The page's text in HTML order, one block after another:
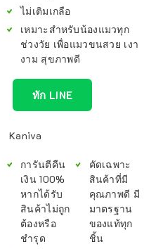
ไม่เติมเกลือ
เหมาะสำหรับน้องแมวทุก
ช่วงวัย เพื่อแมวขนสวย เงา
งาม สุขภาพดี
ทัก LINE
Kaniva
การันตีคืน
เงิน 100%
หากได้รับ
สินค้าไม่ถูก
ต้องหรือ
ชำรุด
คัดเฉพาะ
สินค้าที่มี
คุณภาพดี มี
มาตรฐาน
ของแท้ทุก
ชิ้น